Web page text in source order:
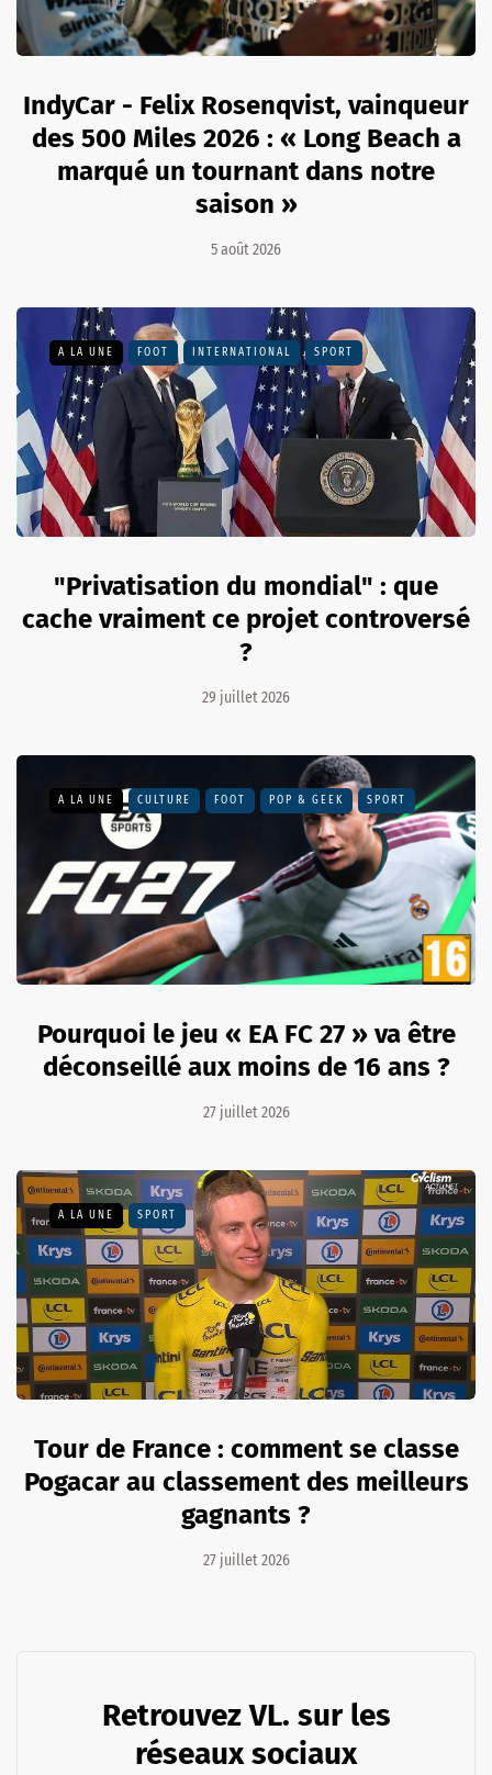
IndyCar - Felix Rosenqvist, vainqueur
des 500 Miles 2026 : « Long Beach a
marqué un tournant dans notre
saison »
5 août 2026
A LA UNE FOOT INTERNATIONAL SPORT
"Privatisation du mondial" : que
cache vraiment ce projet controversé
?
29 juillet 2026
A LA UNE CULTURE FOOT POP & GEEK SPORT
Pourquoi le jeu « EA FC 27 » va être
déconseillé aux moins de 16 ans ?
27 juillet 2026
A LA UNE SPORT
Tour de France : comment se classe
Pogacar au classement des meilleurs
gagnants ?
27 juillet 2026
Retrouvez VL. sur les
réseaux sociaux